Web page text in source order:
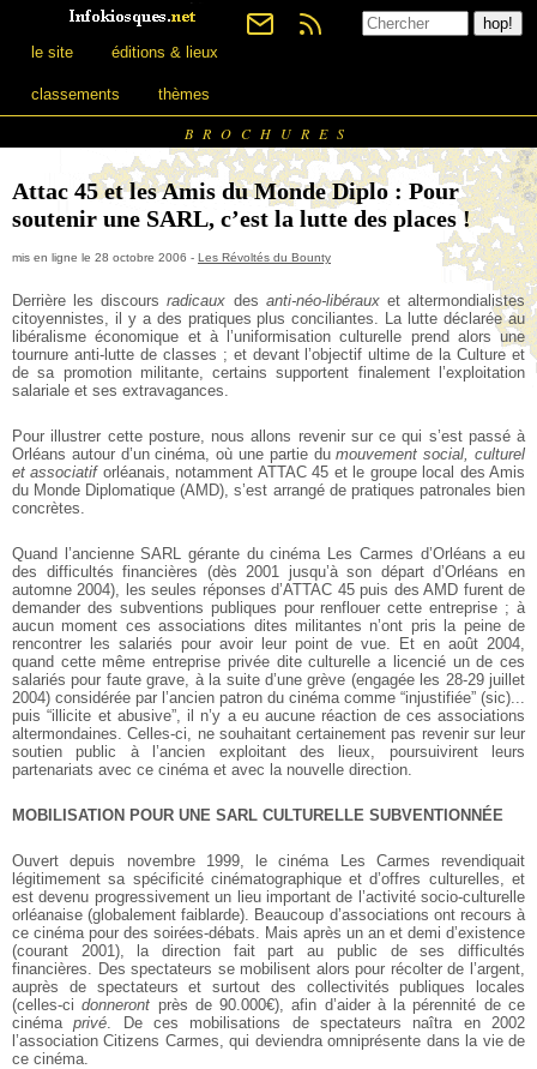
le site éditions & lieux
classements thèmes
BROCHURES
Attac 45 et les Amis du Monde Diplo : Pour
soutenir une SARL, c’est la lutte des places !
mis en ligne le 28 octobre 2006 - Les Révoltés du Bounty
Derrière les discoursradicaux des anti-néo-libérauxet altermondialistes
citoyennistes, il y a des pratiques plus conciliantes. La lutte déclarée au
libéralisme économique et à l’uniformisation culturelle prend alors une
tournure anti-lutte de classes ; et devant l’objectif ultime de la Culture et
de sa promotion militante, certains supportent finalement l’exploitation
salariale et ses extravagances.
Pour illustrer cette posture, nous allons revenir sur ce qui s’est passé à
Orléans autour d’un cinéma, où une partie dumouvement social, culturel
et associatiforléanais, notamment ATTAC 45 et le groupe local des Amis
du Monde Diplomatique (AMD), s’est arrangé de pratiques patronales bien
concrètes.
Quand l’ancienne SARL gérante du cinéma Les Carmes d’Orléans a eu
des difficultés financières (dès 2001 jusqu’à son départ d’Orléans en
automne 2004), les seules réponses d’ATTAC 45 puis des AMD furent de
demander des subventions publiques pour renflouer cette entreprise ; à
aucun moment ces associations dites militantes n’ont pris la peine de
rencontrer les salariés pour avoir leur point de vue. Et en août 2004,
quand cette même entreprise privée dite culturelle a licencié un de ces
salariés pour faute grave, à la suite d’une grève (engagée les 28-29 juillet
2004) considérée par l’ancien patron du cinéma comme “injustifiée” (sic)...
puis “illicite et abusive”, il n’y a eu aucune réaction de ces associations
altermondaines. Celles-ci, ne souhaitant certainement pas revenir sur leur
soutien public à l’ancien exploitant des lieux, poursuivirent leurs
partenariats avec ce cinéma et avec la nouvelle direction.
MOBILISATION POUR UNE SARL CULTURELLE SUBVENTIONNÉE
Ouvert depuis novembre 1999, le cinéma Les Carmes revendiquait
légitimement sa spécificité cinématographique et d’offres culturelles, et
est devenu progressivement un lieu important de l’activité socio-culturelle
orléanaise (globalement faiblarde). Beaucoup d’associations ont recours à
ce cinéma pour des soirées-débats. Mais après un an et demi d’existence
(courant 2001), la direction fait part au public de ses difficultés
financières. Des spectateurs se mobilisent alors pour récolter de l’argent,
auprès de spectateurs et surtout des collectivités publiques locales
(celles-cidonneront près de 90.000€), afin d’aider à la pérennité de ce
cinémaprivé. De ces mobilisations de spectateurs naîtra en 2002
l’association Citizens Carmes, qui deviendra omniprésente dans la vie de
ce cinéma.